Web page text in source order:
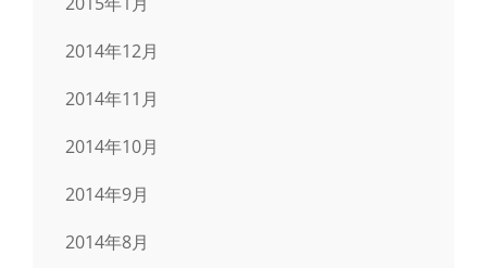
2014年12月
2014年11月
2014年10月
2014年9月
2014年8月